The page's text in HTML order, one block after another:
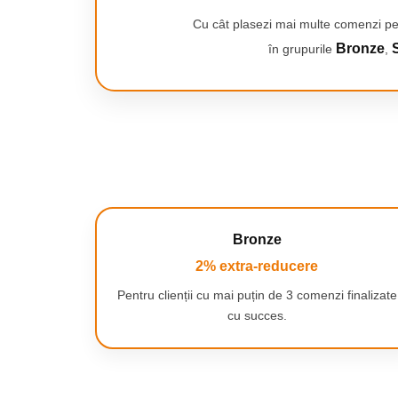
Cu cât plasezi mai multe comenzi
în grupurile Bronze,
Bronze
2% extra-reducere
Pentru clienții cu mai puțin de 3 comenzi finalizate
cu succes.